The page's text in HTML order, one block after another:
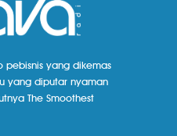
pebisnis yang dikemas
yang diputar nyaman
The Smoothest